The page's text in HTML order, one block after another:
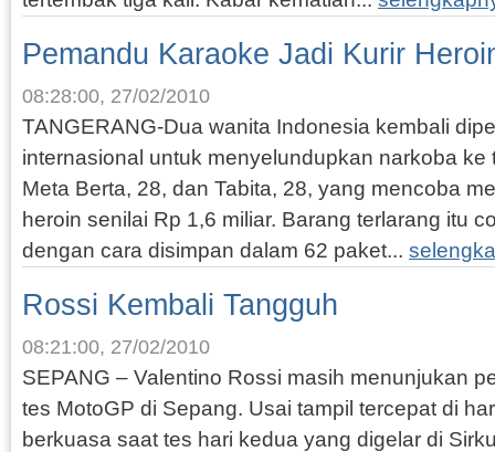
Pemandu Karaoke Jadi Kurir
08:28:00, 27/02/2010
TANGERANG-Dua wanita Indonesia kembali
internasional untuk menyelundupkan narkoba ke
Meta Berta, 28, dan Tabita, 28, yang mencoba
heroin senilai Rp 1,6 miliar. Barang terlarang itu
dengan cara disimpan dalam 62 paket...
Rossi Kembali Tangguh
08:21:00, 27/02/2010
SEPANG – Valentino Rossi masih menunjukan
tes MotoGP di Sepang. Usai tampil tercepat di
berkuasa saat tes hari kedua yang digelar di